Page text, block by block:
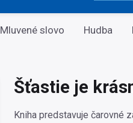
Mluvené slovo Hudba
Šťastie je
Kniha predstavuje čarovné